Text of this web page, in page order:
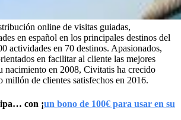
online de visitas guiadas,
en español en los principales destinos del
actividades en 70 destinos. Apasionados,
en facilitar al cliente las mejores
nacimiento en 2008, Civitatis ha crecido
millón de clientes satisfechos en 2016.
con ¡un bono de 100€ para usar en su